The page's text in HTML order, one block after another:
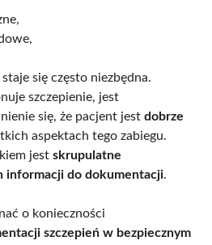
się często niezbędna.
szczepienie, jest
się, że pacjent jest dobrze
aspektach tego zabiegu.
jest skrupulatne
informacji do dokumentacji.
o konieczności
szczepień w bezpiecznym